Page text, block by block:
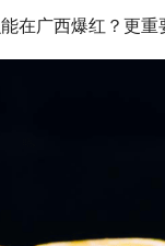
在广西爆红？更